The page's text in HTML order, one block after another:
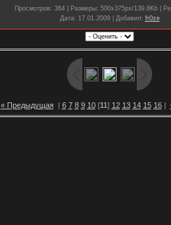
Просмотров: 364 | Размеры: 500x375px/139.8Kb |
Дата: 17.01.2009 | Добавил: fr0ze
« Предыдущая| 6 7 8 9 10[11] 12 13 14 15 16|